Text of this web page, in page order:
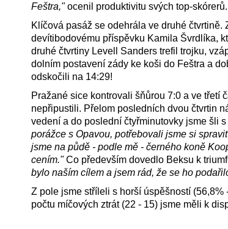
Feštra,"ocenil produktivitu svých top-skórerů.
Klíčová pasáž se odehrála ve druhé
devítibodovému příspěvku Kamila Švrdlíka,
druhé čtvrtiny Levell Sanders trefil trojku,
dolním postavení zády ke koši do Feštra a
odskočili na 14:29!
Pražané sice kontrovali šňůrou 7:0 a ve třetí
nepřipustili. Přelom posledních dvou čtvrtin
vedení a do poslední čtyřminutovky jsme šli
porážce s Opavou, potřebovali jsme si
jsme na půdě - podle mě - černého koně
cením."Co především dovedlo Beksu k
bylo naším cílem a jsem rád, že se ho
Z pole jsme stříleli s horší úspěšností
počtu míčových ztrát (22 - 15) jsme měli k